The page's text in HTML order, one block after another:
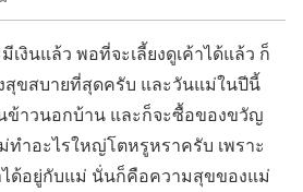
เงินแล้ว พอที่จะเลี้ยงดูเค้าได้แล้ว ก็
ขสบายที่สุดครับ และวันแม่ในปีนี้
ข้าวนอกบ้าน และก็จะซื้อของขวัญ
ทำอะไรใหญ่โตหรูหราครับ เพราะ
ได้อยู่กับแม่ นั่นก็คือความสุขของแม่